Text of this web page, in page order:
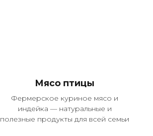
Мясо птицы
Фермерское куриное мясо и
индейка — натуральные и
полезные продукты для всей семьи